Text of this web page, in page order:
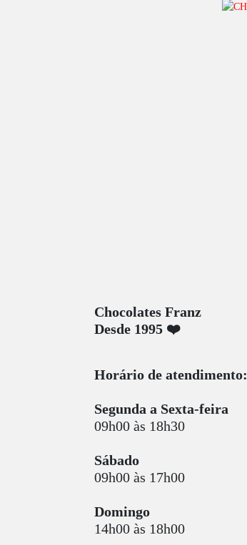
Chocolates Franz
Desde 1995 ❤️
Horário de atendimento:
Segunda a Sexta-feira
09h00 às 18h30
Sábado
09h00 às 17h00
Domingo
14h00 às 18h00